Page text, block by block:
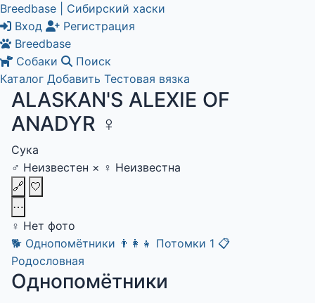
Breedbase | Сибирский хаски
Вход
Регистрация
Breedbase
Собаки
Поиск
Каталог Добавить Тестовая вязка
ALASKAN'S ALEXIE OF
ANADYR ♀
Сука
♂ Неизвестен × ♀ Неизвестна
🔗 🤍
⋯
♀ Нет фото
🐕 Однопомётники 👨‍👩‍👧 Потомки 1 📋
Родословная
Однопомётники